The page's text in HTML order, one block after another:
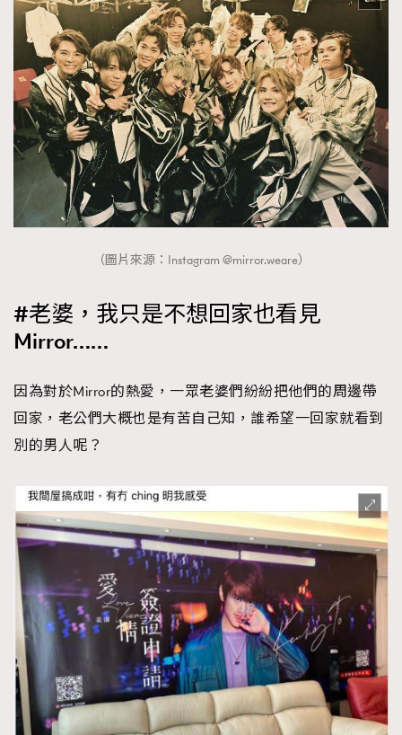
（圖片來源：Instagram @mirror.weare）
#老婆，我只是不想回家也看見
Mirror……
因為對於Mirror的熱愛，一眾老婆們紛紛把他們的周邊帶
回家，老公們大概也是有苦自己知，誰希望一回家就看到
別的男人呢？